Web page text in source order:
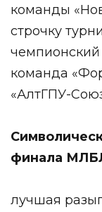
команды «
строчку
чемпионский
команда
«АлтГПУ-
финала
лучшая